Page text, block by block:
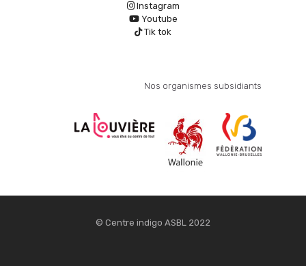
Instagram
Youtube
Tik tok
Nos organismes subsidiants
© Centre indigo ASBL 2022